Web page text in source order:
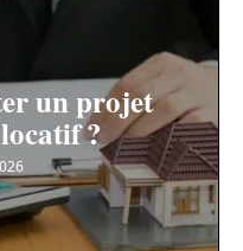
un projet
?